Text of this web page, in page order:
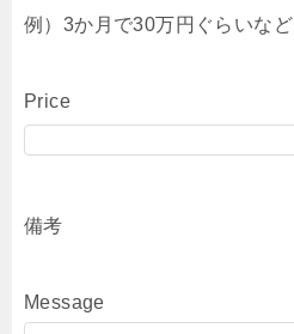
例）3か月で30万円ぐらいなど
Price
備考
Message